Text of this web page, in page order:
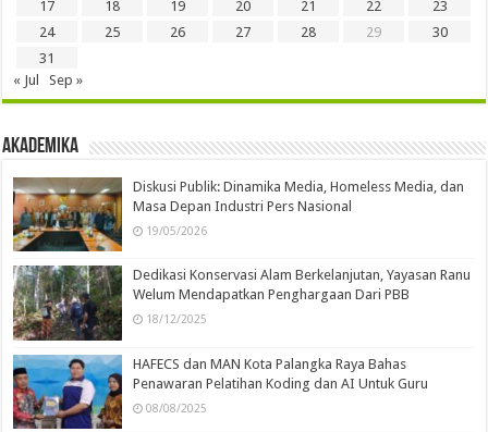
17
18 19 20 21 22
23
24
25 26 27 28 29
30
31
« Jul
Sep »
Akademika
Diskusi Publik: Dinamika Media, Homeless Media, dan
Masa Depan Industri Pers Nasional
19/05/2026
Dedikasi Konservasi Alam Berkelanjutan, Yayasan Ranu
Welum Mendapatkan Penghargaan Dari PBB
18/12/2025
HAFECS dan MAN Kota Palangka Raya Bahas
Penawaran Pelatihan Koding dan AI Untuk Guru
08/08/2025